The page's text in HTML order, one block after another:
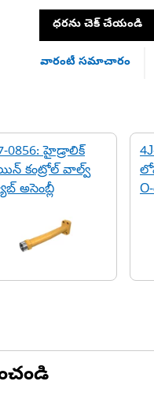
ధరను చెక్ చేయండి
వారంటీ సమాచారం
0856: హైడ్రాలిక్
కంట్రోల్ వాల్వ్
అసెంబ్లీ